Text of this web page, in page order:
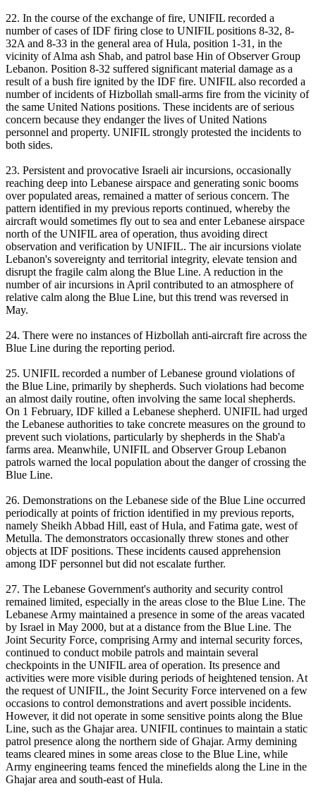
22. In the course of the exchange of fire, UNIFIL recorded a
number of cases of IDF firing close to UNIFIL positions 8-32, 8-
32A and 8-33 in the general area of Hula, position 1-31, in the
vicinity of Alma ash Shab, and patrol base Hin of Observer Group
Lebanon. Position 8-32 suffered significant material damage as a
result of a bush fire ignited by the IDF fire. UNIFIL also recorded a
number of incidents of Hizbollah small-arms fire from the vicinity of
the same United Nations positions. These incidents are of serious
concern because they endanger the lives of United Nations
personnel and property. UNIFIL strongly protested the incidents to
both sides.
23. Persistent and provocative Israeli air incursions, occasionally
reaching deep into Lebanese airspace and generating sonic booms
over populated areas, remained a matter of serious concern. The
pattern identified in my previous reports continued, whereby the
aircraft would sometimes fly out to sea and enter Lebanese airspace
north of the UNIFIL area of operation, thus avoiding direct
observation and verification by UNIFIL. The air incursions violate
Lebanon's sovereignty and territorial integrity, elevate tension and
disrupt the fragile calm along the Blue Line. A reduction in the
number of air incursions in April contributed to an atmosphere of
relative calm along the Blue Line, but this trend was reversed in
May.
24. There were no instances of Hizbollah anti-aircraft fire across the
Blue Line during the reporting period.
25. UNIFIL recorded a number of Lebanese ground violations of
the Blue Line, primarily by shepherds. Such violations had become
an almost daily routine, often involving the same local shepherds.
On 1 February, IDF killed a Lebanese shepherd. UNIFIL had urged
the Lebanese authorities to take concrete measures on the ground to
prevent such violations, particularly by shepherds in the Shab'a
farms area. Meanwhile, UNIFIL and Observer Group Lebanon
patrols warned the local population about the danger of crossing the
Blue Line.
26. Demonstrations on the Lebanese side of the Blue Line occurred
periodically at points of friction identified in my previous reports,
namely Sheikh Abbad Hill, east of Hula, and Fatima gate, west of
Metulla. The demonstrators occasionally threw stones and other
objects at IDF positions. These incidents caused apprehension
among IDF personnel but did not escalate further.
27. The Lebanese Government's authority and security control
remained limited, especially in the areas close to the Blue Line. The
Lebanese Army maintained a presence in some of the areas vacated
by Israel in May 2000, but at a distance from the Blue Line. The
Joint Security Force, comprising Army and internal security forces,
continued to conduct mobile patrols and maintain several
checkpoints in the UNIFIL area of operation. Its presence and
activities were more visible during periods of heightened tension. At
the request of UNIFIL, the Joint Security Force intervened on a few
occasions to control demonstrations and avert possible incidents.
However, it did not operate in some sensitive points along the Blue
Line, such as the Ghajar area. UNIFIL continues to maintain a static
patrol presence along the northern side of Ghajar. Army demining
teams cleared mines in some areas close to the Blue Line, while
Army engineering teams fenced the minefields along the Line in the
Ghajar area and south-east of Hula.